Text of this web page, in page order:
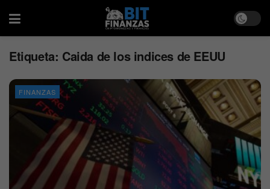
Etiqueta: Caida de los indices de EEUU
FINANZAS